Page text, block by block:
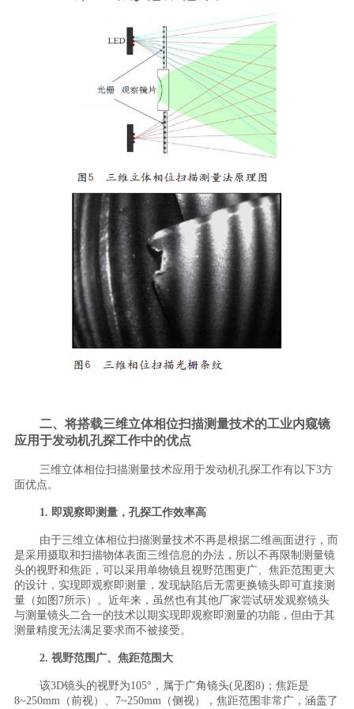
二、将搭载三维立体相位扫描测量技术的工业内窥镜
应用于发动机孔探工作中的优点
三维立体相位扫描测量技术应用于发动机孔探工作有以下3方
面优点。
1. 即观察即测量，孔探工作效率高
由于三维立体相位扫描测量技术不再是根据二维画面进行，而
是采用摄取和扫描物体表面三维信息的办法，所以不再限制测量镜
头的视野和焦距，可以采用单物镜且视野范围更广、焦距范围更大
的设计，实现即观察即测量，发现缺陷后无需更换镜头即可直接测
量（如图7所示）。近年来，虽然也有其他厂家尝试研发观察镜头
与测量镜头二合一的技术以期实现即观察即测量的功能，但由于其
测量精度无法满足要求而不被接受。
2. 视野范围广、焦距范围大
该3D镜头的视野为105°，属于广角镜头(见图8)；焦距是
8~250mm（前视）、7~250mm（侧视），焦距范围非常广，涵盖了